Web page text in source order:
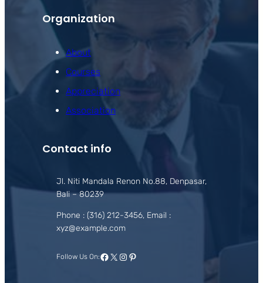
Organization
About
Courses
Appreciation
Association
Contact info
Jl. Niti Mandala Renon No.88, Denpasar,
Bali – 80239
Phone : (316) 212-3456, Email :
xyz@example.com
Follow Us On:Facebook
X Instagram
Pinterest